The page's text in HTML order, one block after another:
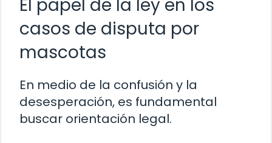
El papel de la ley en los
casos de disputa por
mascotas
En medio de la confusión y la
desesperación, es fundamental
buscar orientación legal.